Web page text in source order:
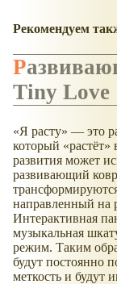
Рекомендуем
Развивающий коврик «Я расту»
Tiny Love
«Я расту» — это
который
развития может
развивающий
направленный на
Интерактивная
музыкальная
режим. Таким
будут постоянно
меткость и будут